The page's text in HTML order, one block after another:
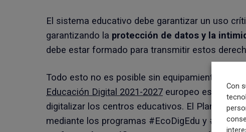
El sistema educativo debe garantizar un uso
garantizando la protección de datos y la
debe estar formado para transmitir estos
Todo esto no es posible sin equipamiento,
Educación Digital 2021-2027 europeo establece
digitalizar los centros educativos. El Plan
mediante los programas #EcoDigEdu y
Con